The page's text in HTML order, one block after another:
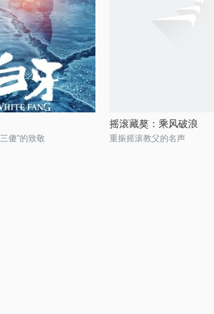
傻”的致敬
摇滚藏獒：乘风破浪
重振摇滚教父的名声